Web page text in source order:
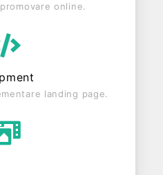
online.
landing page.